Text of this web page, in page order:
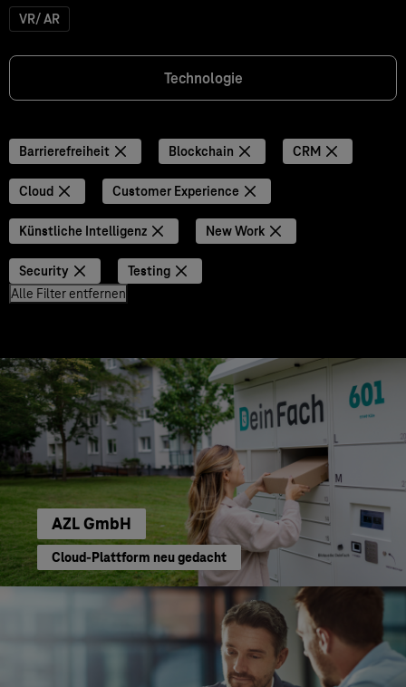
VR/ AR
Technologie
Barrierefreiheit Blockchain CRM
Cloud Customer Experience
Künstliche Intelligenz New Work
Security
Testing
Alle Filter entfernen
AZL GmbH
Cloud-Plattform neu gedacht